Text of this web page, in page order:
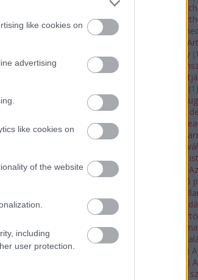
like cookies on
advertising
like cookies on
of the website
including
user protection.
) Artemisia Gentileschi
Arthur Rimbaud
Galéria
Arturo
Garfunkel
Art Shay (1
Ascher Tamás
(2)
(1 )
Audrey Hepburn
Aurelianus
Aurelia
Pascal
Aurora
szerelmesek
Az
Az
isenheimi oltár
Az
olvasás éjszakája
mohikán
Az utolsó
A bolygó
Chorus Line
A
mandarin
A
doktor úr
A
félkegyelmű
A
)
)
A hét